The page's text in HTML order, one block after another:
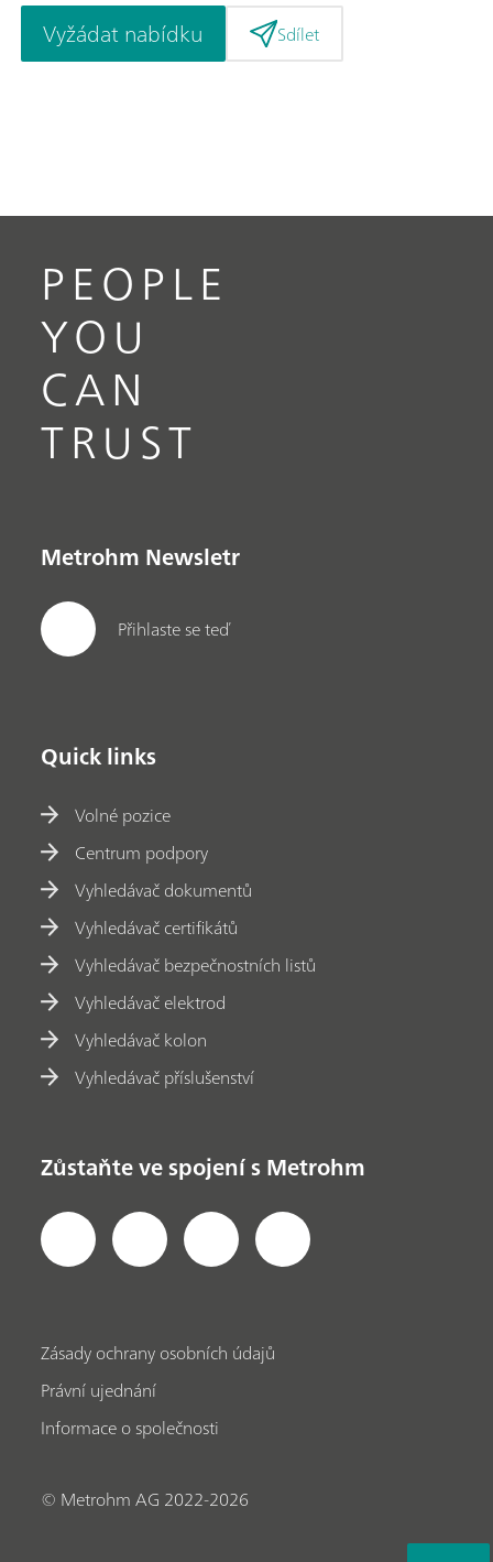
Vyžádat nabídku Sdílet
PEOPLE
YOU
CAN
TRUST
Metrohm Newsletr
Přihlaste se teď
Quick links
Volné pozice
Centrum podpory
Vyhledávač dokumentů
Vyhledávač certifikátů
Vyhledávač bezpečnostních listů
Vyhledávač elektrod
Vyhledávač kolon
Vyhledávač příslušenství
Zůstaňte ve spojení s Metrohm
Zásady ochrany osobních údajů
Právní ujednání
Informace o společnosti
© Metrohm AG 2022-2026